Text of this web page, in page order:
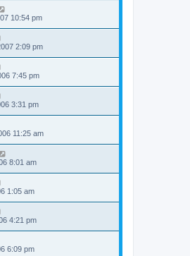
10:54 pm
2:09 pm
7:45 pm
3:31 pm
11:25 am
8:01 am
1:05 am
4:21 pm
6:09 pm